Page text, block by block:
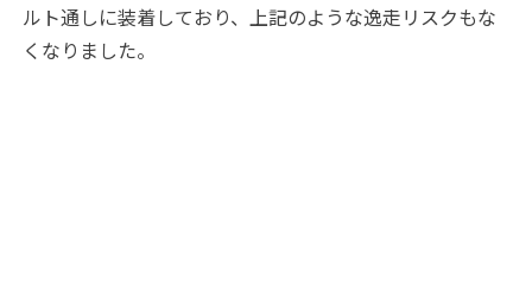
ルト通しに装着しており、上記のような逸走リスクもな
くなりました。